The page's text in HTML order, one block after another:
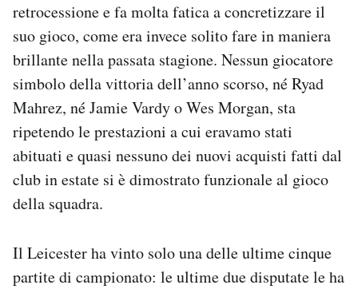
retrocessione e fa molta fatica a concretizzare il
suo gioco, come era invece solito fare in maniera
brillante nella passata stagione. Nessun giocatore
simbolo della vittoria dell’anno scorso, né Ryad
Mahrez, né Jamie Vardy o Wes Morgan, sta
ripetendo le prestazioni a cui eravamo stati
abituati e quasi nessuno dei nuovi acquisti fatti dal
club in estate si è dimostrato funzionale al gioco
della squadra.
Il Leicester ha vinto solo una delle ultime cinque
partite di campionato: le ultime due disputate le ha